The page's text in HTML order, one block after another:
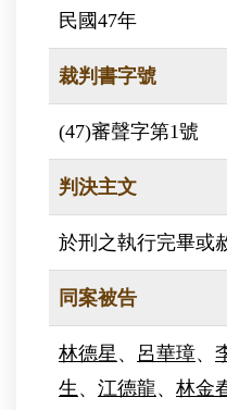
民國47年
裁判書字號
(47)審聲字第1號
判決主文
於刑之執行完畢或
同案被告
林德星 、 呂華璋、
生 、 江德龍、 林金